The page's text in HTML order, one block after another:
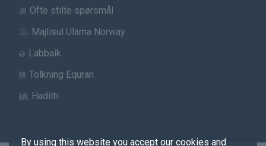
Ofte stilte spørsmål
Majlisul Ulama Norway
Labbaik
Tolkning Equran
Hadith
By using this website you accept our cookies and